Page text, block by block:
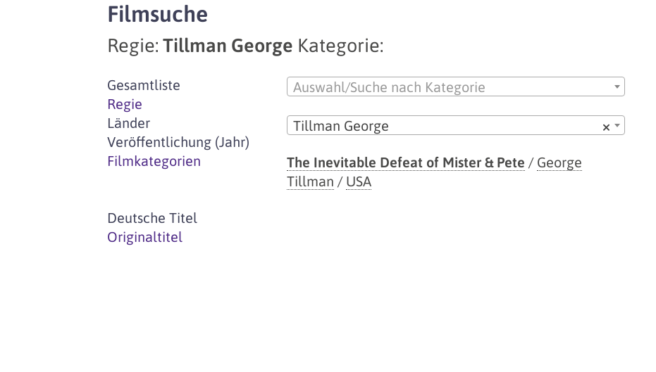
Filmsuche
Regie: Tillman George Kategorie:
Gesamtliste
Regie
Länder
Veröffentlichung (Jahr)
Filmkategorien
Deutsche Titel
Originaltitel
Auswahl/Suche nach Kategorie
×
Tillman George
The Inevitable Defeat of Mister & Pete / George
Tillman / USA